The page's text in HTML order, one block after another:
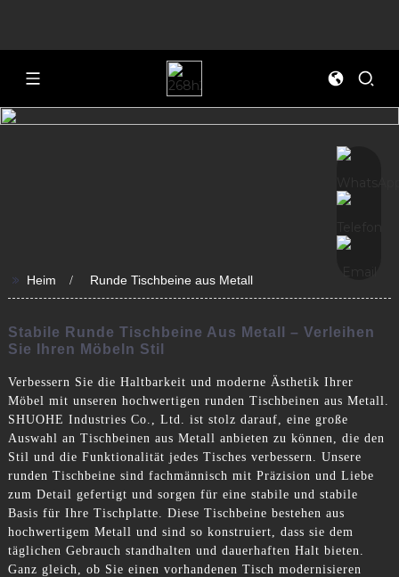
>> Heim Runde Tischbeine aus Metall
Stabile Runde Tischbeine Aus Metall – Verleihen
Sie Ihren Möbeln Stil
Verbessern Sie die Haltbarkeit und moderne Ästhetik Ihrer
Möbel mit unseren hochwertigen runden Tischbeinen aus Metall.
SHUOHE Industries Co., Ltd. ist stolz darauf, eine große
Auswahl an Tischbeinen aus Metall anbieten zu können, die den
Stil und die Funktionalität jedes Tisches verbessern. Unsere
runden Tischbeine sind fachmännisch mit Präzision und Liebe
zum Detail gefertigt und sorgen für eine stabile und stabile
Basis für Ihre Tischplatte. Diese Tischbeine bestehen aus
hochwertigem Metall und sind so konstruiert, dass sie dem
täglichen Gebrauch standhalten und dauerhaften Halt bieten.
Ganz gleich, ob Sie einen vorhandenen Tisch modernisieren